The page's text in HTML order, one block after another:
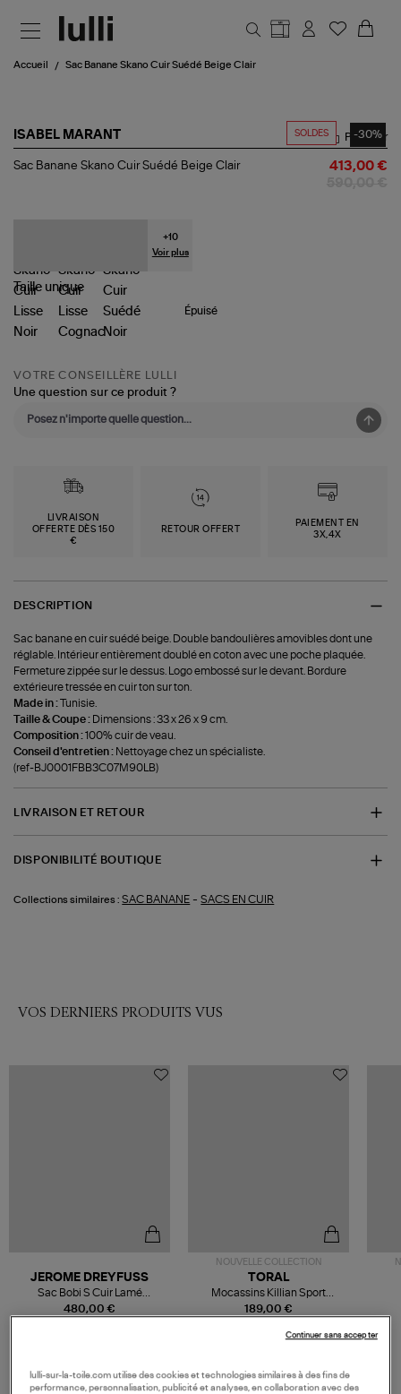
Accueil Sac Banane Skano Cuir Suédé Beige Clair
SOLDES -30%
ISABEL MARANT
Sac
Partager
Sac Banane Skano Cuir Suédé Beige Clair 413,00 €
+10
Voir plus
Taille unique
Épuisé
VOTRE CONSEILLÈRE LULLI
Une question sur ce produit ?
LIVRAISON
OFFERTE DÈS 150
€
RETOUR OFFERT
PAIEMENT EN
3X,4X
DESCRIPTION
Sac banane en cuir suédé beige. Double bandoulières amovibles dont une
réglable. Intérieur entièrement doublé en coton avec une poche plaquée.
Fermeture zippée sur le dessus. Logo embossé sur le devant. Bordure
extérieure tressée en cuir ton sur ton.
Made in :Tunisie.
Taille & Coupe : Dimensions : 33 x 26 x 9 cm.
Composition :100% cuir de veau.
Conseil d'entretien : Nettoyage chez un spécialiste.
(ref-BJ0001FBB3C07M90LB)
LIVRAISON ET RETOUR
DISPONIBILITÉ BOUTIQUE
Collections similaires : SAC BANANE -SACS EN CUIR
VOS DERNIERS PRODUITS VUS
480,00 €
JEROME DREYFUSS
Sac Bobi S Cuir Lamé
Champagne
NOUVELLE COLLECTION
189,00 €
TORAL
Mocassins Killian Sport
Mousse
lulli-sur-la-toile.com utilise des cookies et technologies similaires à des fins de
performance, personnalisation, publicité et analyses, en collaboration avec des
Continuer sans accepter